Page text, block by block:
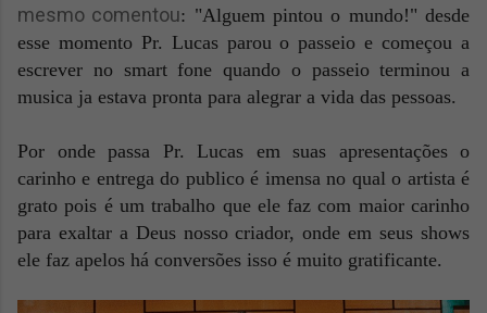
mesmo comentou: "Alguem pintou o mundo!" desde
esse momento Pr. Lucas parou o passeio e começou a
escrever no smart fone quando o passeio terminou a
musica ja estava pronta para alegrar a vida das pessoas.
Por onde passa Pr. Lucas em suas apresentações o
carinho e entrega do publico é imensa no qual o artista é
grato pois é um trabalho que ele faz com maior carinho
para exaltar a Deus nosso criador, onde em seus shows
ele faz apelos há conversões isso é muito gratificante.